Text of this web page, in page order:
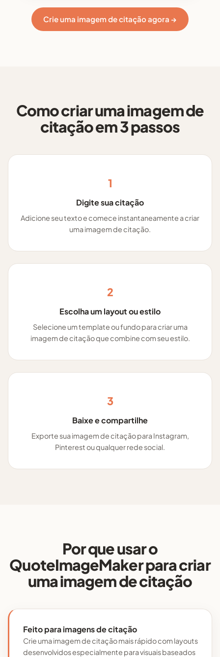
Crie uma imagem de citação agora →
Como criar uma imagem de
citação em 3 passos
1
Digite sua citação
Adicione seu texto e comece instantaneamente a criar
uma imagem de citação.
2
Escolha um layout ou estilo
Selecione um template ou fundo para criar uma
imagem de citação que combine com seu estilo.
3
Baixe e compartilhe
Exporte sua imagem de citação para Instagram,
Pinterest ou qualquer rede social.
Por que usar o
QuoteImageMaker para criar
uma imagem de citação
Feito para imagens de citação
Crie uma imagem de citação mais rápido com layouts
desenvolvidos especialmente para visuais baseados